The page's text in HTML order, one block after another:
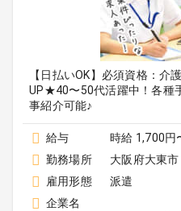
【日払いOK】必須資格：
UP★40〜50代活躍中！各種
事紹介可能♪
給与
時給 1,700円
勤務場所
大阪府大東市
雇用形態
派遣
企業名